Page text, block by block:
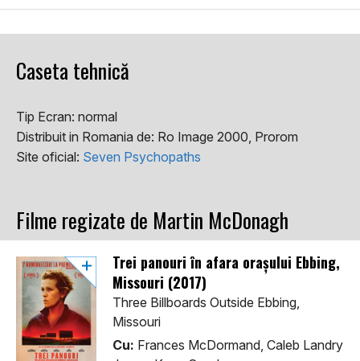
Caseta tehnică
Tip Ecran: normal
Distribuit in Romania de: Ro Image 2000, Prorom
Site oficial: Seven Psychopaths
Filme regizate de Martin McDonagh
Trei panouri în afara orașului Ebbing,
Missouri (2017)
Three Billboards Outside Ebbing,
Missouri
Cu: Frances McDormand, Caleb Landry